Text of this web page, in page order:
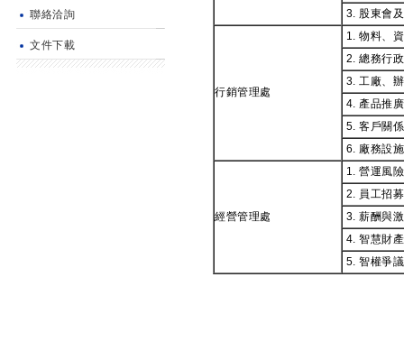
聯絡洽詢
文件下載
3. 股東會
行銷管理處
1. 物料、
2. 總務行
3. 工廠、
4. 產品推
5. 客戶關
6. 廠務設
經營管理處
1. 營運風
2. 員工招
3. 薪酬與
4. 智慧財
5. 智權爭